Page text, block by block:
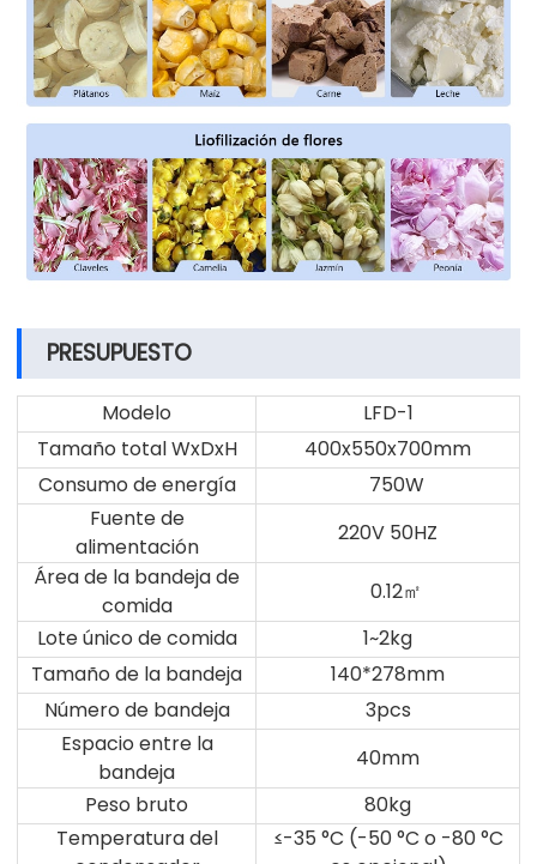
PRESUPUESTO
Modelo
LFD-1
Tamaño total WxDxH
400x550x700mm
Consumo de energía
750W
Fuente de
alimentación
220V 50HZ
Área de la bandeja de
comida
0.12㎡
Lote único de comida
1~2kg
Tamaño de la bandeja
140*278mm
Número de bandeja
3pcs
Espacio entre la
bandeja
40mm
Peso bruto
80kg
Temperatura del
≤-35 °C (-50 °C o -80 °C